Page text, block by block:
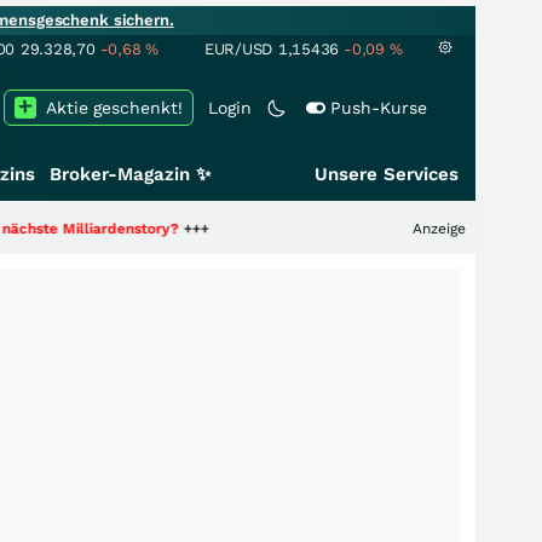
sichern.
29.328,70 -0,68% EUR/USD 1,15436 -0,09 %
Login Push-Kurse
Aktie geschenkt!
Broker-Magazin ✨ Unsere Services
+++ Anzeige